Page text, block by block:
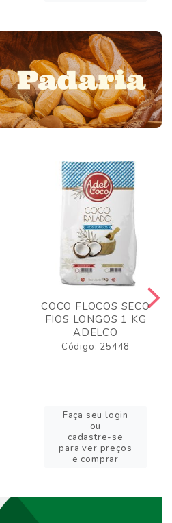
COCO FLOCOS SECO
FIOS LONGOS 1 KG
ADELCO
Código: 25448
Faça seu login
ou
cadastre-se
para ver preços
e comprar